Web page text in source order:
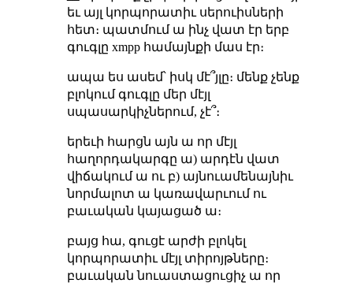
եւ այլ կորպորատիւ սերուիսների
հետ։ պատմում ա ինչ վատ էր երբ
գուգլը xmpp համայնքի մաս էր։
ապա ես ասեմ՝ իսկ մէ՞յլը։ մենք չենք
բլոկում գուգլը մեր մէյլ
սպասարկիչներում, չէ՞։
երեւի հարցն այն ա որ մէյլ
հաղորդակարգը ա) արդէն վատ
վիճակում ա ու բ) այնուամենայնիւ
նորմալոտ ա կառավարւում ու
բաւական կայացած ա։
բայց հա, գուցէ արժի բլոկել
կորպորատիւ մէյլ տիրոյթները։
բաւական նուաստացուցիչ ա որ